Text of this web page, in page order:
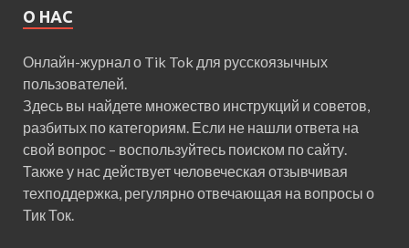
О НАС
Онлайн-журнал о Tik Tok для русскоязычных
пользователей.
Здесь вы найдете множество инструкций и советов,
разбитых по категориям. Если не нашли ответа на
свой вопрос – воспользуйтесь поиском по сайту.
Также у нас действует человеческая отзывчивая
техподдержка, регулярно отвечающая на вопросы о
Тик Ток.